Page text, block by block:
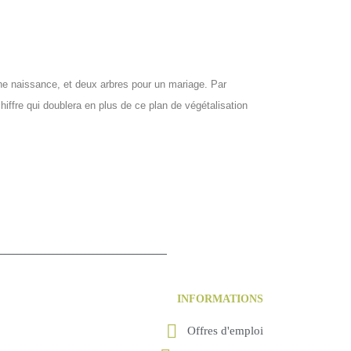
naissance, et deux arbres pour un mariage. Par
qui doublera en plus de ce plan de végétalisation
INFORMATIONS
Offres d'emploi